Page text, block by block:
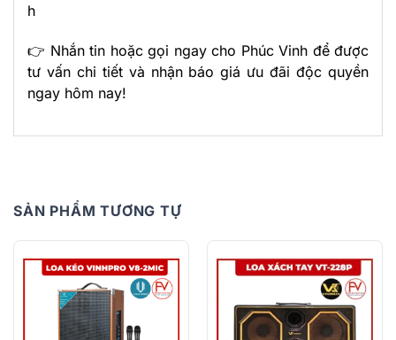
h
👉 Nhắn tin hoặc gọi ngay cho Phúc Vinh để được
tư vấn chi tiết và nhận báo giá ưu đãi độc quyền
ngay hôm nay!
SẢN PHẨM TƯƠNG TỰ